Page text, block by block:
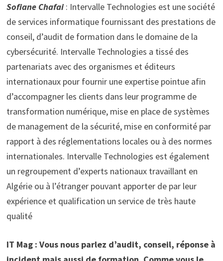
Sofiane Chafai: Intervalle Technologies est une société
de services informatique fournissant des prestations de
conseil, d’audit de formation dans le domaine de la
cybersécurité. Intervalle Technologies a tissé des
partenariats avec des organismes et éditeurs
internationaux pour fournir une expertise pointue afin
d’accompagner les clients dans leur programme de
transformation numérique, mise en place de systèmes
de management de la sécurité, mise en conformité par
rapport à des réglementations locales ou à des normes
internationales. Intervalle Technologies est également
un regroupement d’experts nationaux travaillant en
Algérie ou à l’étranger pouvant apporter de par leur
expérience et qualification un service de très haute
qualité
IT Mag : Vous nous parlez d’audit, conseil, réponse à